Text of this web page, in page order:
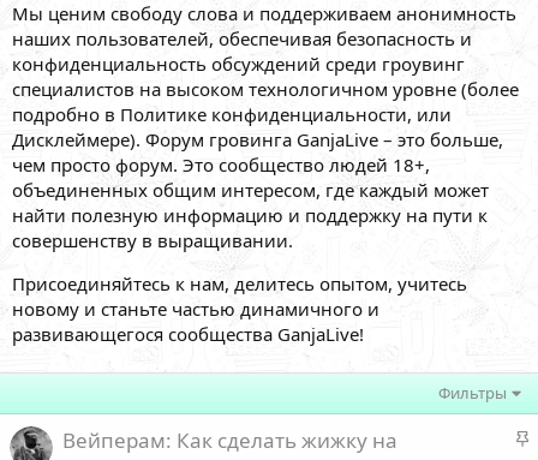
Мы ценим свободу слова и поддерживаем анонимность
наших пользователей, обеспечивая безопасность и
конфиденциальность обсуждений среди гроувинг
специалистов на высоком технологичном уровне (более
подробно в Политике конфиденциальности, или
Дисклеймере). Форум гровинга GanjaLive – это больше,
чем просто форум. Это сообщество людей 18+,
объединенных общим интересом, где каждый может
найти полезную информацию и поддержку на пути к
совершенству в выращивании.
Присоединяйтесь к нам, делитесь опытом, учитесь
новому и станьте частью динамичного и
развивающегося сообщества GanjaLive!
Фильтры
З
Вейперам: Как сделать жижку на